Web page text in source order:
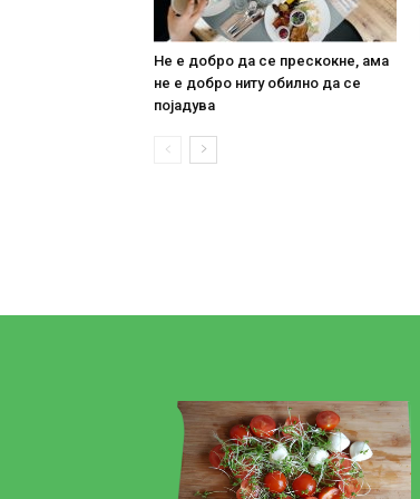
Не е добро да се прескокне, ама
не е добро ниту обилно да се
појадува